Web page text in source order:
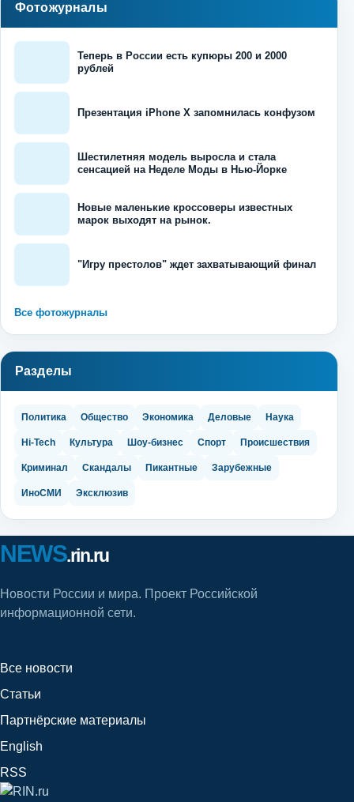
Фотожурналы
Теперь в России есть купюры 200 и 2000
рублей
Презентация iPhone X запомнилась конфузом
Шестилетняя модель выросла и стала
сенсацией на Неделе Моды в Нью-Йорке
Новые маленькие кроссоверы известных
марок выходят на рынок.
"Игру престолов" ждет захватывающий финал
Все фотожурналы
Разделы
Политика Общество Экономика Деловые Наука
Hi-Tech Культура Шоу-бизнес Спорт Происшествия
Криминал Скандалы Пикантные Зарубежные
ИноСМИ Эксклюзив
NEWS.rin.ru
Новости России и мира. Проект Российской
информационной сети.
Все новости
Статьи
Партнёрские материалы
English
RSS